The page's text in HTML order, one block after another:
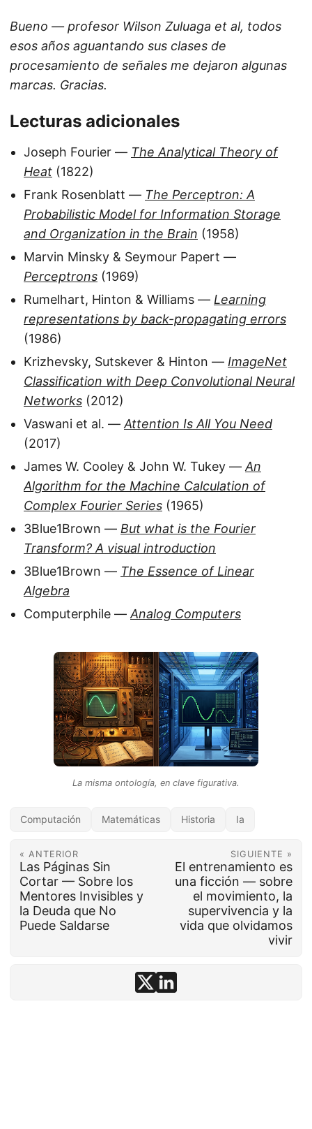
Bueno — profesor Wilson Zuluaga et al, todos
esos años aguantando sus clases de
procesamiento de señales me dejaron algunas
marcas. Gracias.
Lecturas adicionales
Joseph Fourier — The Analytical Theory of
Heat (1822)
Frank Rosenblatt — The Perceptron: A
Probabilistic Model for Information Storage
and Organization in the Brain (1958)
Marvin Minsky & Seymour Papert —
Perceptrons (1969)
Rumelhart, Hinton & Williams — Learning
representations by back-propagating errors
(1986)
Krizhevsky, Sutskever & Hinton — ImageNet
Classification with Deep Convolutional Neural
Networks (2012)
Vaswani et al. — Attention Is All You Need
(2017)
James W. Cooley & John W. Tukey — An
Algorithm for the Machine Calculation of
Complex Fourier Series (1965)
3Blue1Brown — But what is the Fourier
Transform? A visual introduction
3Blue1Brown — The Essence of Linear
Algebra
Computerphile — Analog Computers
La misma ontología, en clave figurativa.
Computación Matemáticas Historia Ia
« ANTERIOR
Las Páginas Sin
Cortar — Sobre los
Mentores Invisibles y
la Deuda que No
Puede Saldarse
SIGUIENTE »
El entrenamiento es
una ficción — sobre
el movimiento, la
supervivencia y la
vida que olvidamos
vivir